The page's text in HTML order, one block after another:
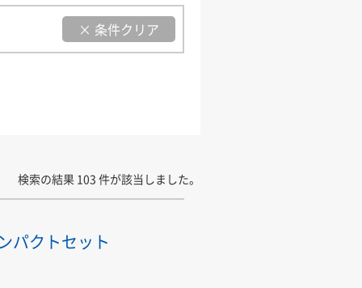
× 条件クリア
検索の結果 103 件が該当しました。
パクトセット